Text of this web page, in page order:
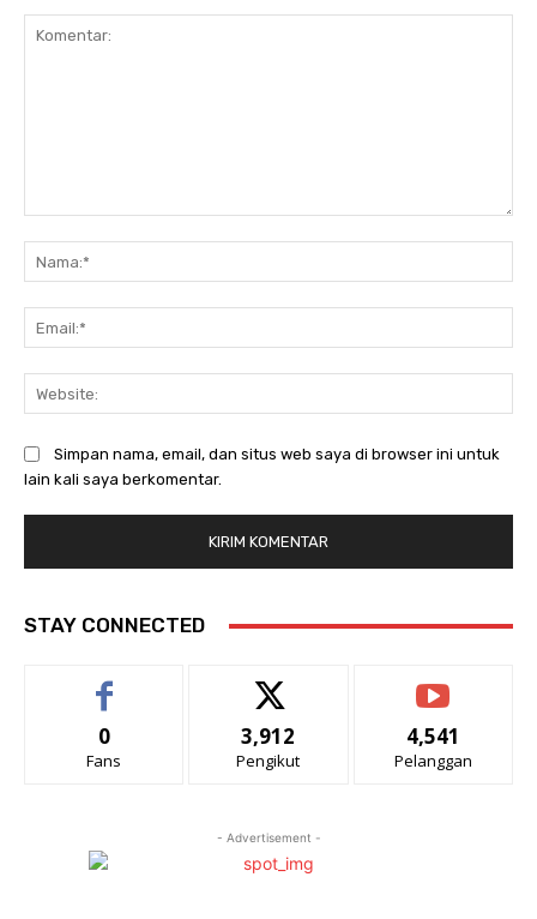
Simpan nama, email, dan situs web saya di browser ini untuk
lain kali saya berkomentar.
STAY CONNECTED
0
Fans
3,912
Pengikut
4,541
Pelanggan
- Advertisement -